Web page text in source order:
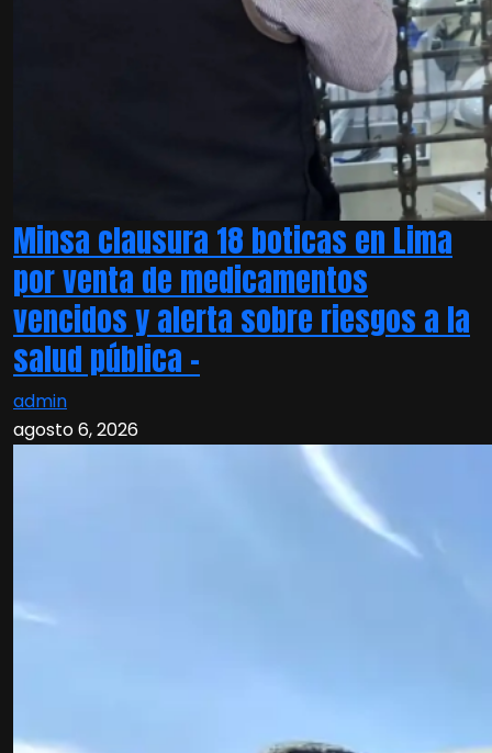
Minsa clausura 18 boticas en Lima
por venta de medicamentos
vencidos y alerta sobre riesgos a la
salud pública –
admin
agosto 6, 2026